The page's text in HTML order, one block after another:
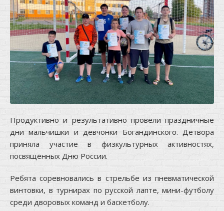
Продуктивно и результативно провели праздничные
дни мальчишки и девчонки Богандинского. Детвора
приняла участие в физкультурных активностях,
посвящённых Дню России.
Ребята соревновались в стрельбе из пневматической
винтовки, в турнирах по русской лапте, мини-футболу
среди дворовых команд и баскетболу.